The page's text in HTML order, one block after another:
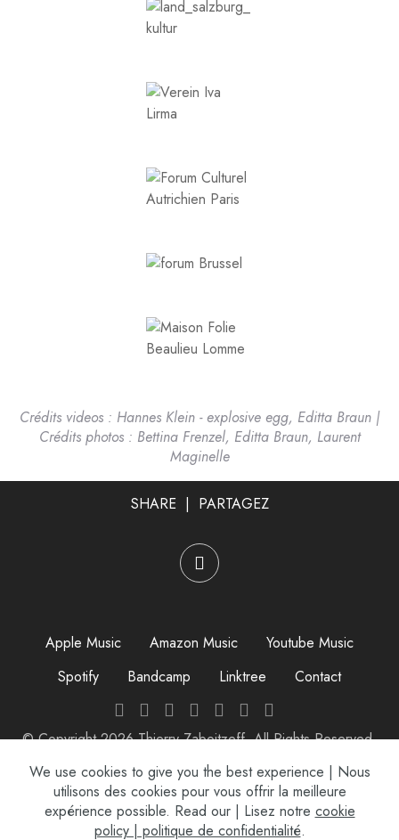
Crédits videos : Hannes Klein - explosive egg, Editta Braun |
Crédits photos : Bettina Frenzel, Editta Braun, Laurent
Maginelle
SHARE | PARTAGEZ
Apple Music Amazon Music
Youtube Music
Spotify
Bandcamp Linktree Contact
© Copyright 2026 Thierry Zaboitzeff. All Rights Reserved.
We use cookies to give you the best experience | Nous
utilisons des cookies pour vous offrir la meilleure
expérience possible. Read our | Lisez notre cookie
policy | politique de confidentialité.